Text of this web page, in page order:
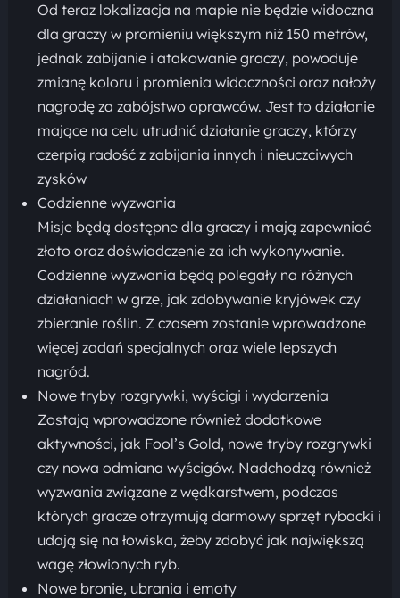
Od teraz lokalizacja na mapie nie będzie widoczna
dla graczy w promieniu większym niż 150 metrów,
jednak zabijanie i atakowanie graczy, powoduje
zmianę koloru i promienia widoczności oraz nałoży
nagrodę za zabójstwo oprawców. Jest to działanie
mające na celu utrudnić działanie graczy, którzy
czerpią radość z zabijania innych i nieuczciwych
zysków
Codzienne wyzwania
Misje będą dostępne dla graczy i mają zapewniać
złoto oraz doświadczenie za ich wykonywanie.
Codzienne wyzwania będą polegały na różnych
działaniach w grze, jak zdobywanie kryjówek czy
zbieranie roślin. Z czasem zostanie wprowadzone
więcej zadań specjalnych oraz wiele lepszych
nagród.
Nowe tryby rozgrywki, wyścigi i wydarzenia
Zostają wprowadzone również dodatkowe
aktywności, jak Fool’s Gold, nowe tryby rozgrywki
czy nowa odmiana wyścigów. Nadchodzą również
wyzwania związane z wędkarstwem, podczas
których gracze otrzymują darmowy sprzęt rybacki i
udają się na łowiska, żeby zdobyć jak największą
wagę złowionych ryb.
Nowe bronie, ubrania i emoty